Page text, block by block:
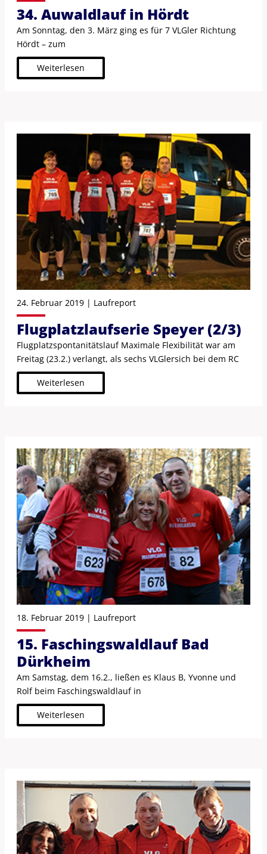
34. Auwaldlauf in Hördt
Am Sonntag, den 3. März ging es für 7 VLGler Richtung
Hördt – zum
Weiterlesen
24. Februar 2019 | Laufreport
Flugplatz­laufserie Speyer (2/3)
Flugplatz­spontanitäts­lauf Maximale Flexibilität war am
Freitag (23.2.) verlangt, als sechs VLGlersich bei dem RC
Weiterlesen
18. Februar 2019 | Laufreport
15. Faschings­wald­lauf Bad
Dürkheim
Am Samstag, dem 16.2., ließen es Klaus B, Yvonne und
Rolf beim Faschingswaldlauf in
Weiterlesen